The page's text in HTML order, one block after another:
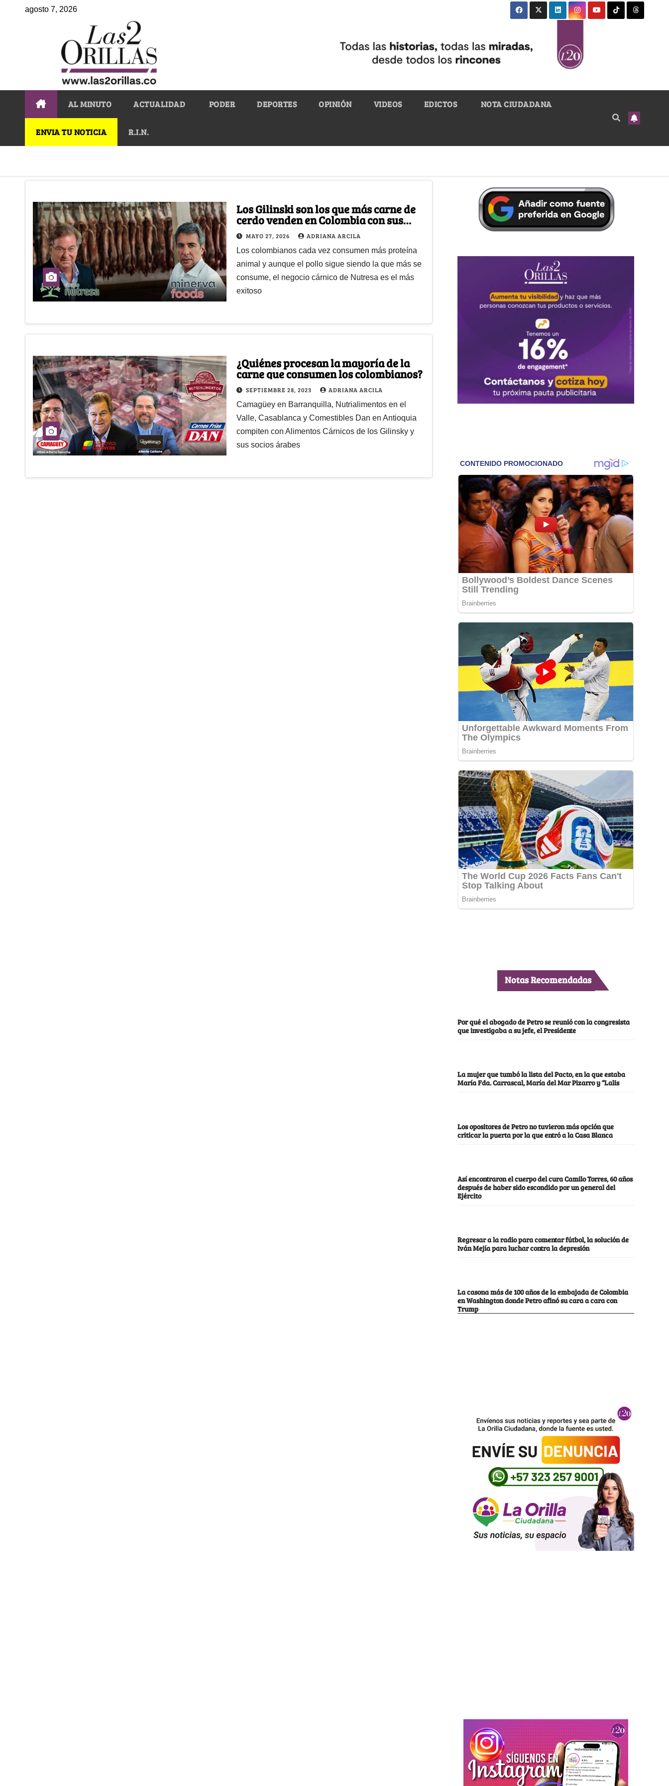
agosto 7, 2026
AL MINUTO ACTUALIDAD PODER DEPORTES OPINIÓN VIDEOS EDICTOS NOTA CIUDADANA
ENVIA TU NOTICIA R.I.N.
Los Gilinski son los que más carne de
cerdo venden en Colombia con sus
marcas Zenú, Pietrán y Rica Rondo
MAYO 27, 2026 ADRIANA ARCILA
Los colombianos cada vez consumen más proteína
animal y aunque el pollo sigue siendo la que más se
consume, el negocio cárnico de Nutresa es el más
exitoso
¿Quiénes procesan la mayoría de la
carne que consumen los colombianos?
SEPTIEMBRE 28, 2023 ADRIANA ARCILA
Camagüey en Barranquilla, Nutrialimentos en el
Valle, Casablanca y Comestibles Dan en Antioquia
compiten con Alimentos Cárnicos de los Gilinsky y
sus socios árabes
Notas Recomendadas
Por qué el abogado de Petro se reunió con la congresista
que investigaba a su jefe, el Presidente
La mujer que tumbó la lista del Pacto, en la que estaba
María Fda. Carrascal, María del Mar Pizarro y “Lalis
Los opositores de Petro no tuvieron más opción que
criticar la puerta por la que entró a la Casa Blanca
Así encontraron el cuerpo del cura Camilo Torres, 60 años
después de haber sido escondido por un general del
Ejército
Regresar a la radio para comentar fútbol, la solución de
Iván Mejía para luchar contra la depresión
La casona más de 100 años de la embajada de Colombia
en Washington donde Petro afinó su cara a cara con
Trump